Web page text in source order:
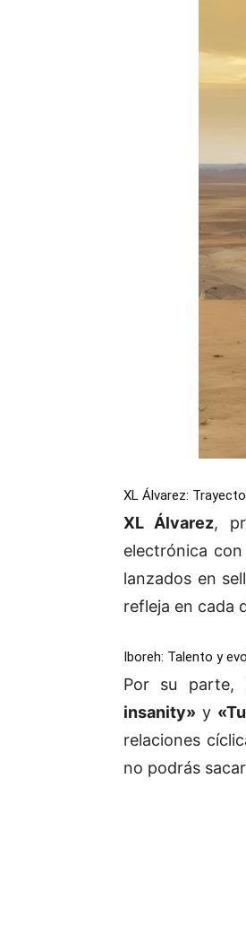
XL Álvarez:
XL Álvarez,
electrónica
lanzados en
refleja en cada
Iboreh: Talento y
Por su parte,
insanity» y
relaciones
no podrás